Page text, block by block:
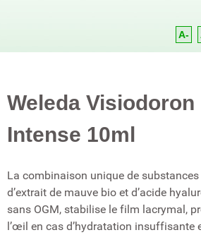
A-
Weleda Visiodoron
Intense 10ml
La combinaison unique de
d’extrait de mauve bio et d’acide
sans OGM, stabilise le film lacrymal,
l’œil en cas d’hydratation insuffisante